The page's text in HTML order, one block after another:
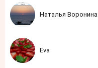
Наталья Воронина
Eva